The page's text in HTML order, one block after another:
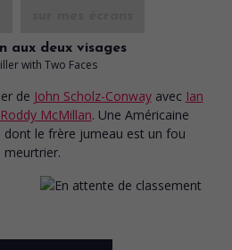
aux deux visages
with Two Faces
de John Scholz-Conway avec Ian
Roddy McMillan. Une Américaine
dont le frère jumeau est un fou
meurtrier.